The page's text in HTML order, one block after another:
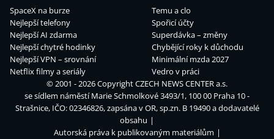
SpaceX na burze
Nejlepší telefony
Nejlepší AI zdarma
Nejlepší chytré hodinky
Nejlepší VPN – srovnání
Netflix filmy a seriály
Temu a clo
Spořicí účty
Superdávka – změny
Chybějící roky k důchodu
Minimální mzda 2027
Vedro v práci
© 2001 - 2026 CopyrightCZECH NEWS CENTER a.s.
se sídlem náměstí Marie Schmolkové 3493/1, 100 00 Praha 10 -
Strašnice, IČO: 02346826, zapsána v OR, sp.zn. B 19490 a dodavatelé
obsahu
Autorská práva k publikovaným materiálům